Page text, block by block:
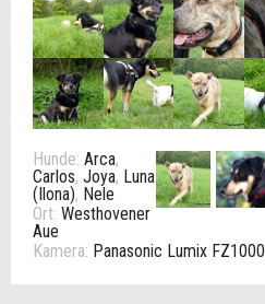
Hunde: Arca,
Carlos, Joya, Luna
(Ilona), Nele
Ort: Westhovener
Aue
Kamera: Panasonic Lumix FZ1000